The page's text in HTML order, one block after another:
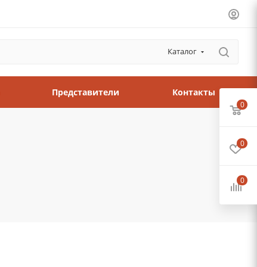
Каталог
Представители Контакты
0
0
0